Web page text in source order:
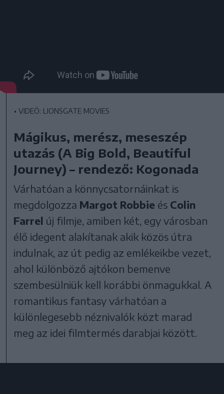
• VIDEÓ: LIONSGATE MOVIES
Mágikus, merész, meseszép
utazás (A Big Bold, Beautiful
Journey) – rendező: Kogonada
Várhatóan a könnycsatornáinkat is
megdolgozza Margot Robbie és Colin
Farrel új filmje, amiben két, egy városban
élő idegent alakítanak akik közös útra
indulnak, az út pedig az emlékeikbe vezet,
ahol különböző ajtókon bemenve
szembesülniük kell korábbi önmagukkal. A
romantikus fantasy várhatóan a
különlegesebb néznivalók közt marad
meg az idei filmtermés darabjai között.